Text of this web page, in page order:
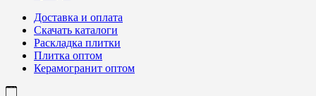
Доставка и оплата
Скачать каталоги
Раскладка плитки
Плитка оптом
Керамогранит оптом